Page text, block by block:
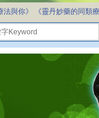
法與你》
《靈丹妙藥的同類療